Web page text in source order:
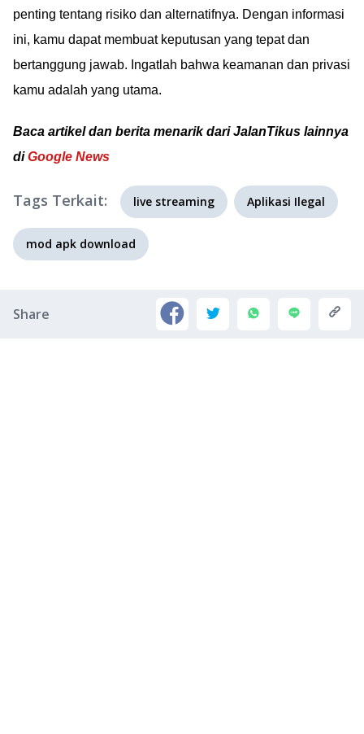
penting tentang risiko dan alternatifnya. Dengan informasi
ini, kamu dapat membuat keputusan yang tepat dan
bertanggung jawab. Ingatlah bahwa keamanan dan privasi
kamu adalah yang utama.
Baca artikel dan berita menarik dari JalanTikus lainnya
diGoogle News
Tags Terkait: live streaming Aplikasi Ilegal
mod apk download
Share